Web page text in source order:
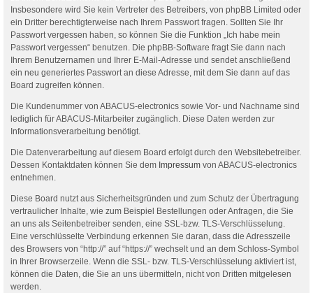
Insbesondere wird Sie kein Vertreter des Betreibers, von phpBB Limited oder
ein Dritter berechtigterweise nach Ihrem Passwort fragen. Sollten Sie Ihr
Passwort vergessen haben, so können Sie die Funktion „Ich habe mein
Passwort vergessen“ benutzen. Die phpBB-Software fragt Sie dann nach
Ihrem Benutzernamen und Ihrer E-Mail-Adresse und sendet anschließend
ein neu generiertes Passwort an diese Adresse, mit dem Sie dann auf das
Board zugreifen können.
Die Kundenummer von ABACUS-electronics sowie Vor- und Nachname sind
lediglich für ABACUS-Mitarbeiter zugänglich. Diese Daten werden zur
Informationsverarbeitung benötigt.
Die Datenverarbeitung auf diesem Board erfolgt durch den Websitebetreiber.
Dessen Kontaktdaten können Sie dem Impressum von ABACUS-electronics
entnehmen.
Diese Board nutzt aus Sicherheitsgründen und zum Schutz der Übertragung
vertraulicher Inhalte, wie zum Beispiel Bestellungen oder Anfragen, die Sie
an uns als Seitenbetreiber senden, eine SSL-bzw. TLS-Verschlüsselung.
Eine verschlüsselte Verbindung erkennen Sie daran, dass die Adresszeile
des Browsers von “http://” auf “https://” wechselt und an dem Schloss-Symbol
in Ihrer Browserzeile. Wenn die SSL- bzw. TLS-Verschlüsselung aktiviert ist,
können die Daten, die Sie an uns übermitteln, nicht von Dritten mitgelesen
werden.